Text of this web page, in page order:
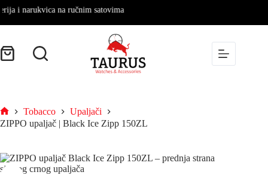
i narukvica na ručnim satovima
Tobacco
Upaljači
ZIPPO upaljač | Black Ice Zipp 150ZL